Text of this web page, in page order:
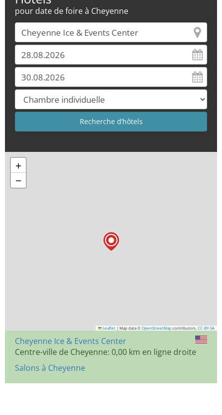
pour date de foire à Cheyenne
+
−
Leaflet | Map data © OpenStreetMap contributors, CC-BY-SA
Cheyenne Ice & Events Center
Centre-ville de Cheyenne: 0,00 km en ligne droite
Salons à Cheyenne